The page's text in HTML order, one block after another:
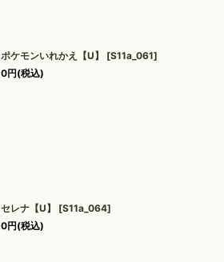
ポケモンいれかえ【U】 [S11a_061]
0円(税込)
セレナ【U】 [S11a_064]
0円(税込)